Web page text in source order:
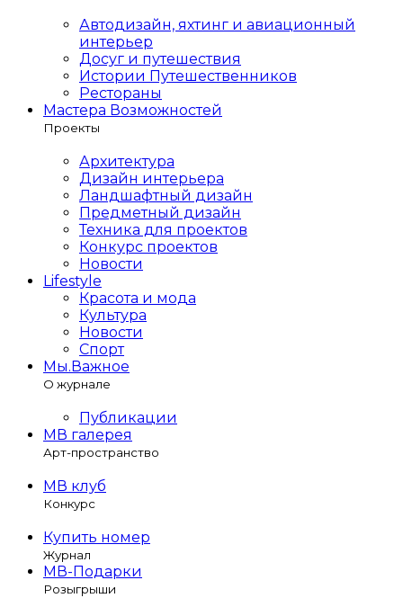
Автодизайн, яхтинг и авиационный
интерьер
Досуг и путешествия
Истории Путешественников
Рестораны
Мастера Возможностей
Проекты
Архитектура
Дизайн интерьера
Ландшафтный дизайн
Предметный дизайн
Техника для проектов
Конкурс проектов
Новости
Lifestyle
Красота и мода
Культура
Новости
Спорт
Мы.Важное
О журнале
Публикации
МВ галерея
Арт-пространство
МВ клуб
Конкурс
Купить номер
Журнал
МВ-Подарки
Розыгрыши